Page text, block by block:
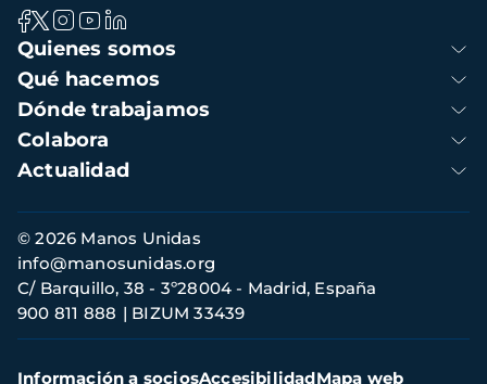
Navegación
principal
Quienes somos
Qué hacemos
Dónde trabajamos
Colabora
Actualidad
Información
de
contacto
© 2026 Manos Unidas
C/ Barquillo, 38 - 3º28004 - Madrid, España
900 811 888
BIZUM 33439
info@manosunidas.org
Menú
Información a sociosAccesibilidadMapa web